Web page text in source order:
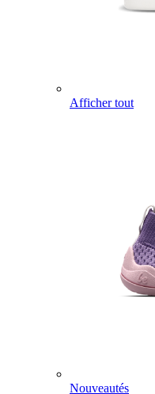
Afficher tout
Nouveautés